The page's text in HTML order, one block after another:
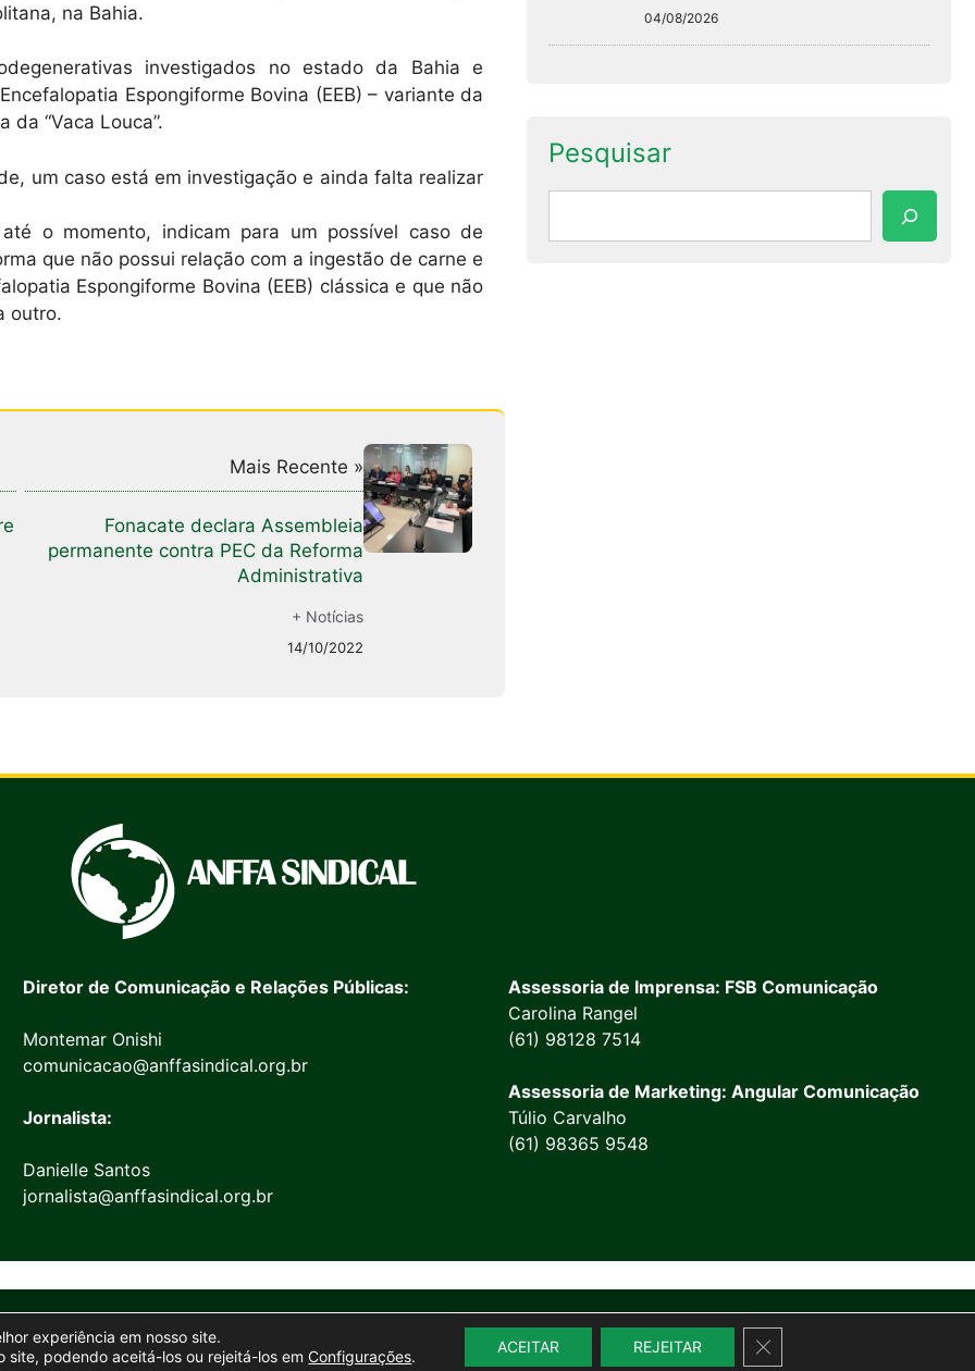
na Bahia.
investigados no estado da Bahia e
Espongiforme Bovina (EEB) – variante da
da “Vaca Louca”.
um caso está em investigação e ainda falta realizar
o momento, indicam para um possível caso de
que não possui relação com a ingestão de carne e
Espongiforme Bovina (EEB) clássica e que não
outro.
Mais Recente »
Fonacate declara Assembleia
permanente contra PEC da Reforma
Administrativa
+ Notícias
14/10/2022
04/08/2026
Pesquisar
Diretor de Comunicação e Relações Públicas:
Montemar Onishi
comunicacao@anffasindical.org.br
Jornalista:
Danielle Santos
jornalista@anffasindical.org.br
Assessoria de Imprensa: FSB Comunicação
Carolina Rangel
(61) 98128 7514
Assessoria de Marketing: Angular Comunicação
Túlio Carvalho
(61) 98365 9548
Site desenvolvido por Marketing Objetivo
experiência em nosso site.
site, podendo aceitá-los ou rejeitá-los em Configurações.
ACEITAR REJEITAR Close GDPR Cookie Banner